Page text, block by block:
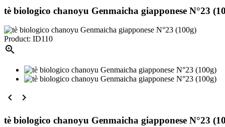
tè biologico chanoyu Genmaicha giapponese N°23
Product: ID110

 
tè biologico chanoyu Genmaicha giapponese N°23